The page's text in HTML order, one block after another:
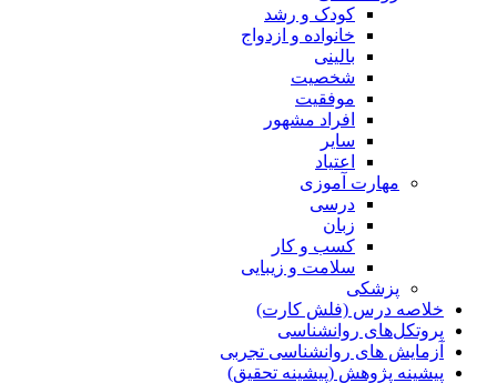
کودک و رشد
خانواده و ازدواج
بالینی
شخصیت
موفقیت
افراد مشهور
سایر
اعتیاد
مهارت آموزی
درسی
زبان
کسب و کار
سلامت و زیبایی
پزشکی
خلاصه درس (فلش کارت)
پروتکل‌های روانشناسی
آزمایش های روانشناسی تجربی
پیشینه پژوهش (پیشینه تحقیق)